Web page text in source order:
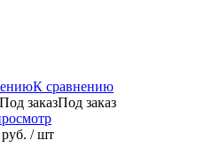
К сравнению
Под заказ
/ шт